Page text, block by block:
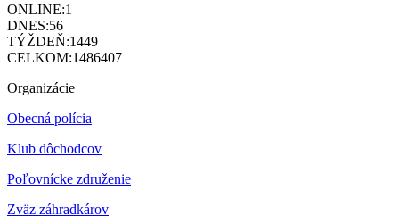
ONLINE:1
DNES:56
TÝŽDEŇ:1449
CELKOM:1486407
Organizácie
Obecná polícia
Klub dôchodcov
Poľovnícke združenie
Zväz záhradkárov